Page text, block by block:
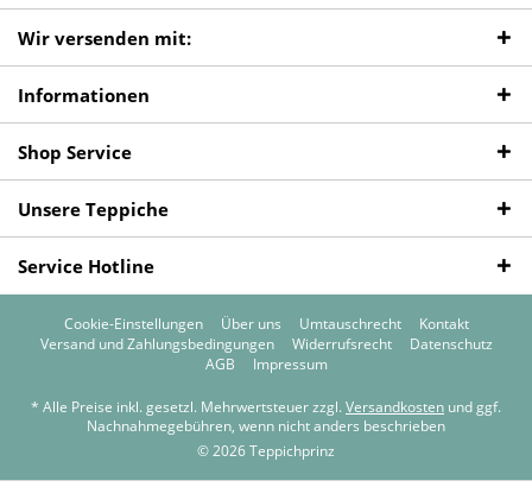
Wir versenden mit:
Informationen
Shop Service
Unsere Teppiche
Service Hotline
Cookie-Einstellungen Über uns Umtauschrecht
Kontakt
Versand und Zahlungsbedingungen
Widerrufsrecht
Datenschutz
AGB
Impressum
* Alle Preise inkl. gesetzl. Mehrwertsteuer zzgl. Versandkosten und ggf.
Nachnahmegebühren, wenn nicht anders beschrieben
© 2026 Teppichprinz